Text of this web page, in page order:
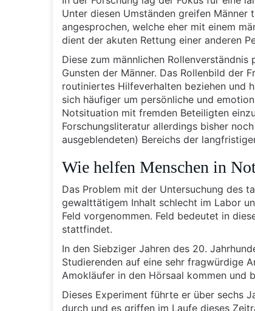
Unter diesen Umständen greifen Männer
angesprochen, welche eher mit einem
dient der akuten Rettung einer anderen
Diese zum männlichen
Gunsten der Männer. Das Rollenbild der
routiniertes Hilfeverhalten beziehen und
sich häufiger um persönliche und
Notsituation mit fremden Beteiligten
Forschungsliteratur allerdings bisher
ausgeblendeten) Bereichs der
Wie helfen Menschen in
Das Problem mit der Untersuchung des
gewalttätigem Inhalt schlecht im Labor
Feld vorgenommen. Feld bedeutet in
stattfindet.
In den Siebziger Jahren des 20.
Studierenden auf eine sehr fragwürdige
Amokläufer in den Hörsaal kommen und
Dieses Experiment führte er über sechs
durch und es griffen im Laufe dieses